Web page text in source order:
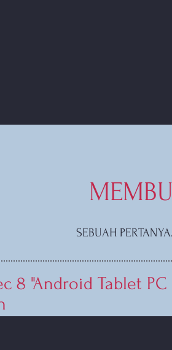
SEBUAH
8 "Android Tablet